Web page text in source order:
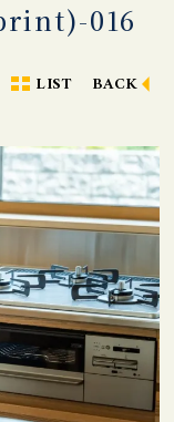
016
LIST BACK